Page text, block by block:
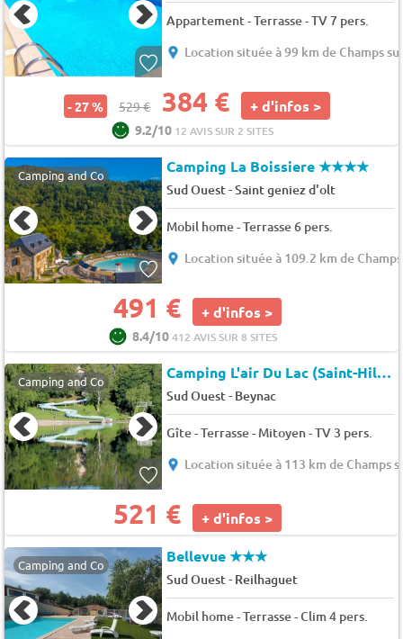
Appartement - Terrasse - TV 7 pers.
Location située à 99 km de Champs
- 27 % 529 € 384 € + d'infos >
9.2/10 12 AVIS SUR 2 SITES
Camping and Co Camping La Boissiere★★★★
Sud Ouest-Saint geniez d'olt
Mobil home - Terrasse 6 pers.
Location située à 109.2 km de
491 € + d'infos >
8.4/10412 AVIS SUR 8 SITES
Camping and Co Camping L'air Du Lac (Saint-Hilaire-les-Places à 14 km)
Sud Ouest- Beynac
Gîte - Terrasse - Mitoyen - TV 3 pers.
Location située à 113 km de Champs
521 € + d'infos >
Camping and Co Bellevue★★★
Sud Ouest- Reilhaguet
Mobil home - Terrasse - Clim 4 pers.